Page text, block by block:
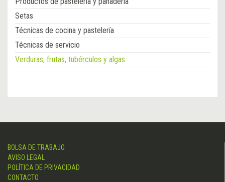
Setas
Técnicas de cocina y pastelería
Técnicas de servicio
Verduras, frutas, tubérculos y algas
BOLSA DE TRABAJO
AVISO LEGAL
POLÍTICA DE PRIVACIDAD
CONTACTO